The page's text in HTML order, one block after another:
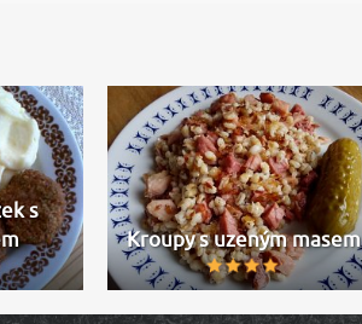
s
Kroupy s uzeným masem